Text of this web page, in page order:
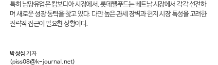
특히 남양유업은 캄보디아 시장에서, 롯데웰푸드는 베트남 시장에서 각각 선전하
며 새로운 성장 동력을 찾고 있다. 다만 높은 관세 장벽과 현지 시장 특성을 고려한
전략적 접근이 필요한 상황이다.
박성심 기자
(piss08@k-journal.net)